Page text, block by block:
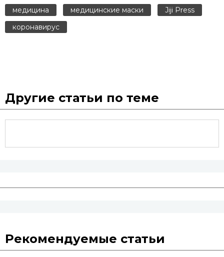
медицина медицинские маски
Jiji Press
коронавирус
Другие статьи по теме
Рекомендуемые статьи